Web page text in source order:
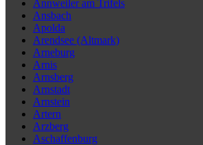
Annweiler am Trifels
Ansbach
Apolda
Arendsee (Altmark)
Arneburg
Arnis
Arnsberg
Arnstadt
Arnstein
Artern
Arzberg
Aschaffenburg